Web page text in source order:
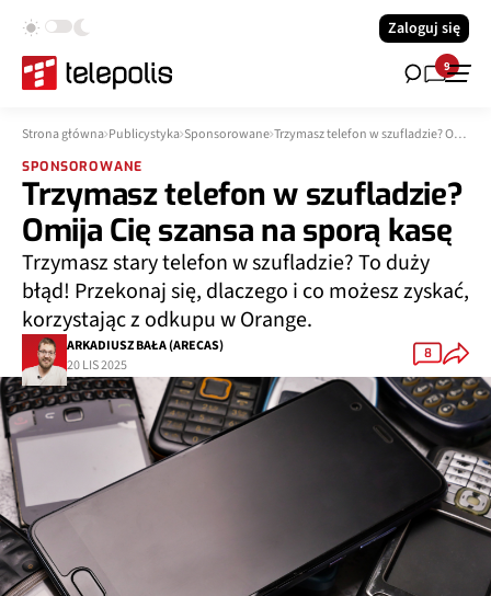
Zaloguj się
9
Strona główna Publicystyka Sponsorowane Trzymasz telefon w szufladzie? Omija Cię szansa na sporą kasę
SPONSOROWANE
Trzymasz telefon w szufladzie?
Omija Cię szansa na sporą kasę
Trzymasz stary telefon w szufladzie? To duży
błąd! Przekonaj się, dlaczego i co możesz zyskać,
korzystając z odkupu w Orange.
ARKADIUSZ BAŁA (ARECAS)
20 LIS 2025
8